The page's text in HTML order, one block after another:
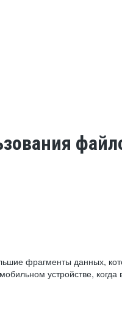
фрагменты данных,
устройстве,